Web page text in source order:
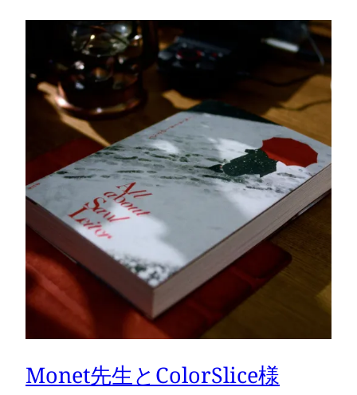
Monet先生とColorSlice様